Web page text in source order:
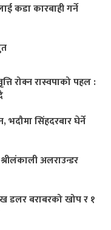
कडा कारबाही गर्ने
रोक्न रास्वपाको पहल :
सिंहदरबार घेर्ने
अलराउन्डर
डलर बराबरको खोप र १